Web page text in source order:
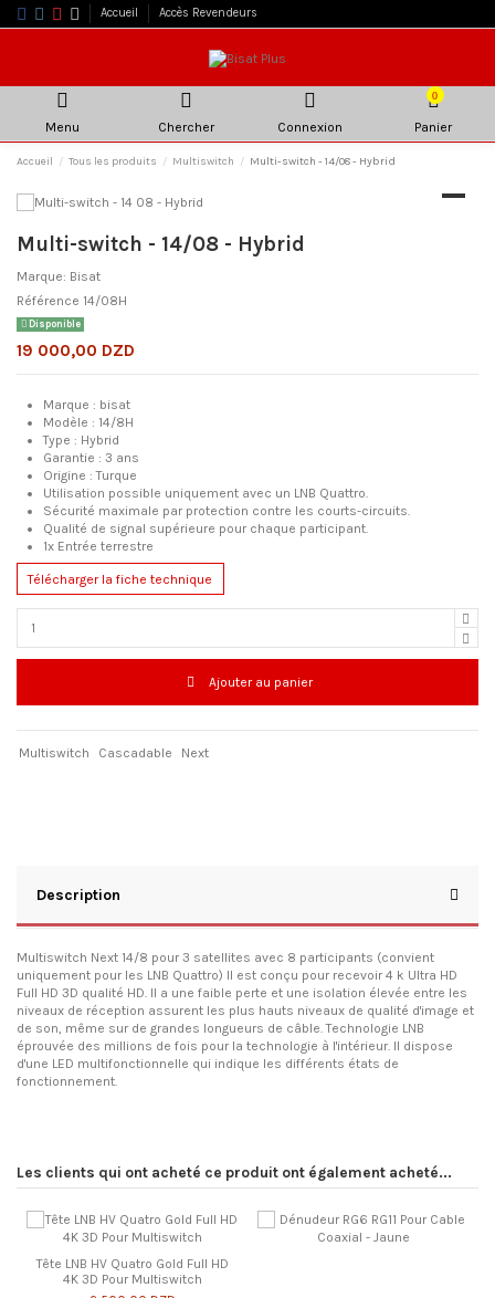
Accueil Accès Revendeurs
Menu Chercher Connexion
0
Panier
Accueil Tous les produits Multiswitch Multi-switch - 14/08 - Hybrid
Multi-switch - 14/08 - Hybrid
Marque: Bisat
Référence 14/08H
Disponible
19 000,00 DZD
Marque : bisat
Modèle : 14/8H
Type : Hybrid
Garantie : 3 ans
Origine : Turque
Utilisation possible uniquement avec un LNB Quattro.
Sécurité maximale par protection contre les courts-circuits.
Qualité de signal supérieure pour chaque participant.
1x Entrée terrestre
Télécharger la fiche technique
Ajouter au panier
Multiswitch Cascadable Next
Description
Multiswitch Next 14/8 pour 3 satellites avec 8 participants (convient
uniquement pour les LNB Quattro) Il est conçu pour recevoir 4 k Ultra HD
Full HD 3D qualité HD. Il a une faible perte et une isolation élevée entre les
niveaux de réception assurent les plus hauts niveaux de qualité d'image et
de son, même sur de grandes longueurs de câble. Technologie LNB
éprouvée des millions de fois pour la technologie à l'intérieur. Il dispose
d'une LED multifonctionnelle qui indique les différents états de
fonctionnement.
Les clients qui ont acheté ce produit ont également acheté...
Tête LNB HV Quatro Gold Full HD
4K 3D Pour Multiswitch